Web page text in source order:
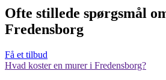
Ofte stillede spørgsmål
Fredensborg
Få et tilbud
Hvad koster en murer i Fredensborg?